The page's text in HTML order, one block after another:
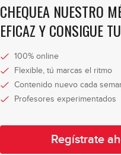
CHEQUEA NUESTRO
EFICAZ Y CONSIGUE
100% online
Flexible, tú marcas el ritmo
Contenido nuevo cada
Profesores experimentados
Regístrate